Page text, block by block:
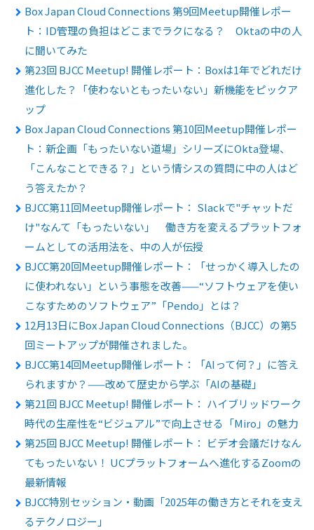
Box Japan Cloud Connections 第9回Meetup開催レポー
ト：ID管理の負担はどこまでラクになる？ Oktaの中の人
に聞いてみた
第23回 BJCC Meetup! 開催レポート：Boxは1年でどれだけ
進化した？「使わないともったいない」新機能をピックア
ップ
Box Japan Cloud Connections 第10回Meetup開催レポー
ト：新企画「もったいない道場」シリーズにOkta登場、
「こんなことできる？」という情シスの質問に中の人はど
う答えたか？
BJCC第11回Meetup開催レポート： Slackで"チャットだ
け"なんて「もったいない」 働き方を変えるプラットフォ
ームとしての活用法を、中の人が伝授
BJCC第20回Meetup開催レポート：「せっかく導入したの
に使われない」という事態を改善——“ソフトウェアを使い
こなすためのソフトウェア”「Pendo」とは？
12月13日にBox Japan Cloud Connections（BJCC）の第5
回ミートアップが開催されました。
BJCC第14回Meetup開催レポート：「AIって何？」に答え
られますか？——改めて歴史から学ぶ「AIの基礎」
第21回 BJCC Meetup! 開催レポート： ハイブリッドワーク
時代の生産性を“ビジュアル”で向上させる「Miro」の魅力
第25回 BJCC Meetup! 開催レポート： ビデオ会議だけなん
てもったいない！ UCプラットフォームへ進化するZoomの
最新情報
BJCC特別セッション・動画「2025年の働き方とそれを支え
るテクノロジー」